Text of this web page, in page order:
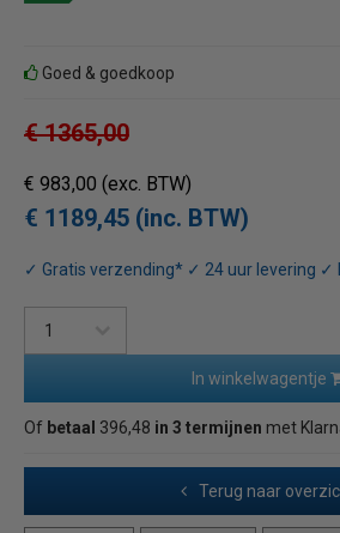
Goed & goedkoop
€ 1365,00
€ 983,00 (exc. BTW)
€ 1189,45 (inc. BTW)
✓ Gratis verzending* ✓ 24 uur levering ✓
In winkelwagentje
Of betaal 396,48 in 3 termijnen met
Terug naar